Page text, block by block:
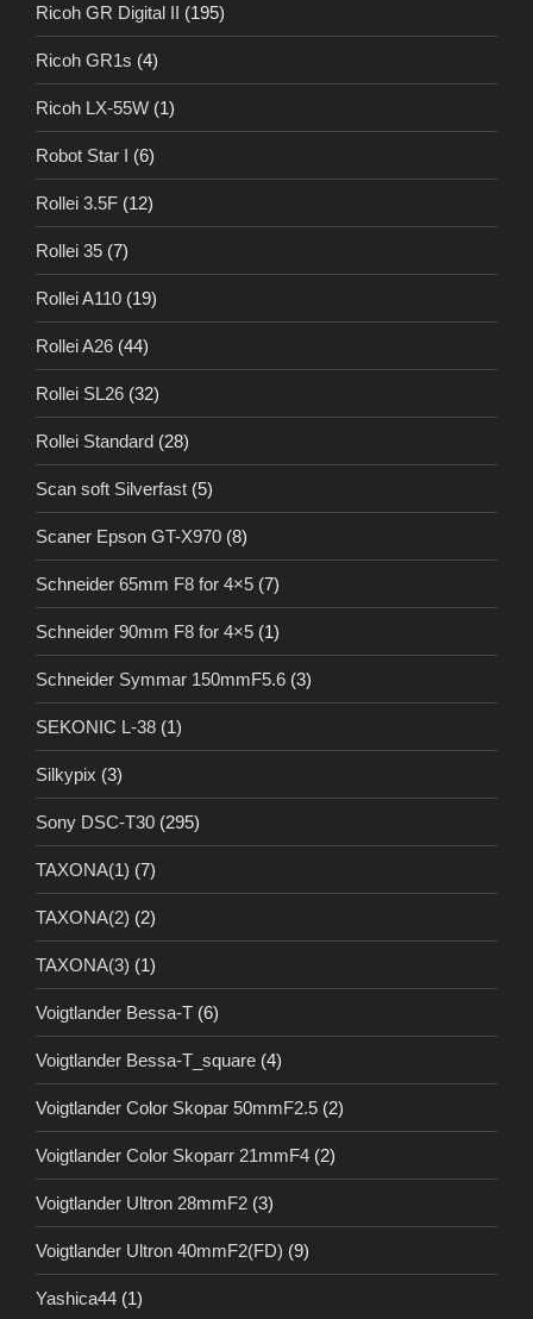
Ricoh GR Digital II (195)
Ricoh GR1s (4)
Ricoh LX-55W (1)
Robot Star I (6)
Rollei 3.5F (12)
Rollei 35 (7)
Rollei A110 (19)
Rollei A26 (44)
Rollei SL26 (32)
Rollei Standard (28)
Scan soft Silverfast (5)
Scaner Epson GT-X970 (8)
Schneider 65mm F8 for 4×5 (7)
Schneider 90mm F8 for 4×5 (1)
Schneider Symmar 150mmF5.6 (3)
SEKONIC L-38 (1)
Silkypix (3)
Sony DSC-T30 (295)
TAXONA(1) (7)
TAXONA(2) (2)
TAXONA(3) (1)
Voigtlander Bessa-T (6)
Voigtlander Bessa-T_square (4)
Voigtlander Color Skopar 50mmF2.5 (2)
Voigtlander Color Skoparr 21mmF4 (2)
Voigtlander Ultron 28mmF2 (3)
Voigtlander Ultron 40mmF2(FD) (9)
Yashica44 (1)